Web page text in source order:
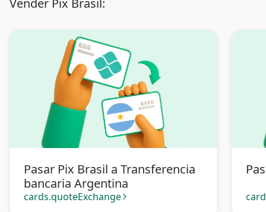
Vender Pix Brasil:
Pasar Pix Brasil a Transferencia
bancaria Argentina
cards.quoteExchange arrow_forward_ios